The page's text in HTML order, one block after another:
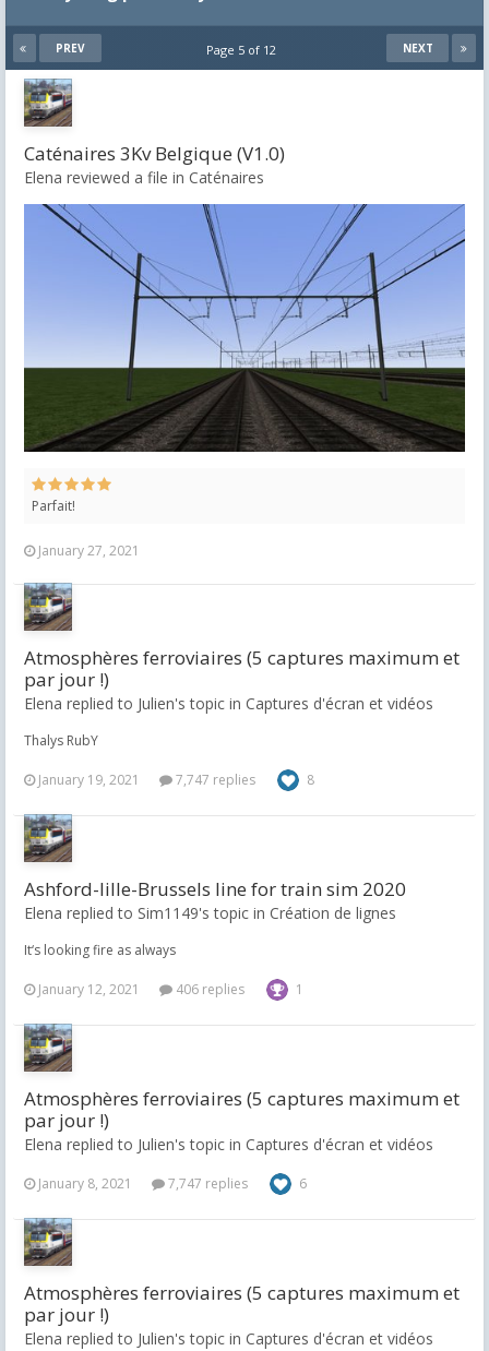
PREV NEXT
Page 5 of 12
Caténaires 3Kv Belgique (V1.0)
Elena reviewed a file in Caténaires
Parfait!
January 27, 2021
Atmosphères ferroviaires (5 captures maximum et
par jour !)
Elena replied to Julien's topic in Captures d'écran et vidéos
Thalys RubY
January 19, 2021 7,747 replies 8
Ashford-lille-Brussels line for train sim 2020
Elena replied to Sim1149's topic in Création de lignes
It‘s looking fire as always
January 12, 2021 406 replies 1
Atmosphères ferroviaires (5 captures maximum et
par jour !)
Elena replied to Julien's topic in Captures d'écran et vidéos
January 8, 2021 7,747 replies 6
Atmosphères ferroviaires (5 captures maximum et
par jour !)
Elena replied to Julien's topic in Captures d'écran et vidéos